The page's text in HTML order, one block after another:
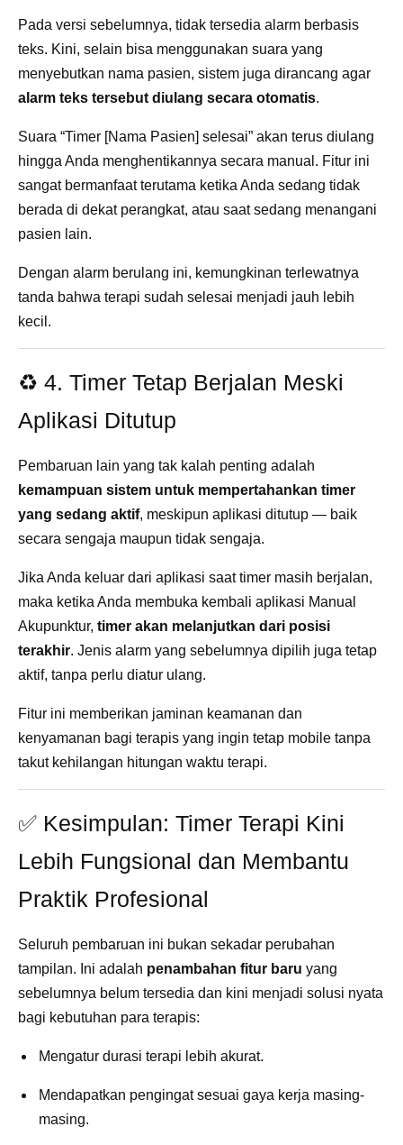
Pada versi sebelumnya, tidak tersedia alarm berbasis
teks. Kini, selain bisa menggunakan suara yang
menyebutkan nama pasien, sistem juga dirancang agar
alarm teks tersebut diulang secara otomatis.
Suara “Timer [Nama Pasien] selesai” akan terus diulang
hingga Anda menghentikannya secara manual. Fitur ini
sangat bermanfaat terutama ketika Anda sedang tidak
berada di dekat perangkat, atau saat sedang menangani
pasien lain.
Dengan alarm berulang ini, kemungkinan terlewatnya
tanda bahwa terapi sudah selesai menjadi jauh lebih
kecil.
♻️ 4. Timer Tetap Berjalan Meski
Aplikasi Ditutup
Pembaruan lain yang tak kalah penting adalah
kemampuan sistem untuk mempertahankan timer
yang sedang aktif, meskipun aplikasi ditutup — baik
secara sengaja maupun tidak sengaja.
Jika Anda keluar dari aplikasi saat timer masih berjalan,
maka ketika Anda membuka kembali aplikasi Manual
Akupunktur, timer akan melanjutkan dari posisi
terakhir. Jenis alarm yang sebelumnya dipilih juga tetap
aktif, tanpa perlu diatur ulang.
Fitur ini memberikan jaminan keamanan dan
kenyamanan bagi terapis yang ingin tetap mobile tanpa
takut kehilangan hitungan waktu terapi.
✅ Kesimpulan: Timer Terapi Kini
Lebih Fungsional dan Membantu
Praktik Profesional
Seluruh pembaruan ini bukan sekadar perubahan
tampilan. Ini adalah penambahan fitur baru yang
sebelumnya belum tersedia dan kini menjadi solusi nyata
bagi kebutuhan para terapis:
Mengatur durasi terapi lebih akurat.
Mendapatkan pengingat sesuai gaya kerja masing-
masing.